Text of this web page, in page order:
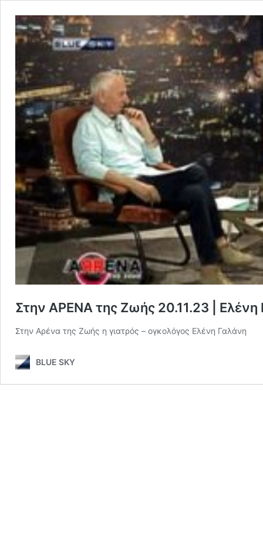
Στην ΑΡΕΝΑ της Ζωής 20.11.23 | Ελένη
Στην Αρένα της Ζωής η γιατρός – ογκολόγος Ελένη Γαλάνη
BLUE SKY